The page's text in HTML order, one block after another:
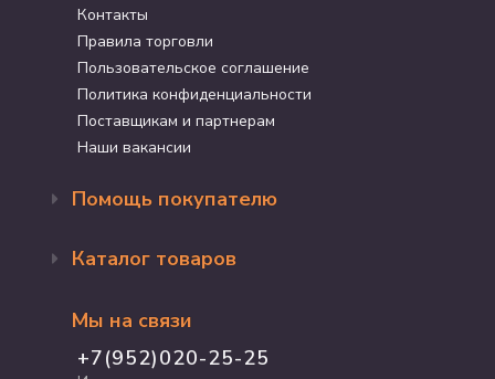
Контакты
Правила торговли
Пользовательское соглашение
Политика конфиденциальности
Поставщикам и партнерам
Наши вакансии
Помощь покупателю
Доставка и оплата
Программа лояльности
График работы
Каталог товаров
Акции
Для кошек
Для собак
Мы на связи
+7(952)020-25-25